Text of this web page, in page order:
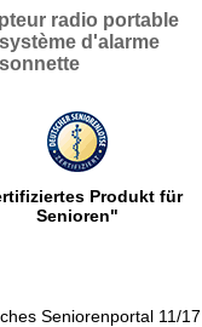
radio portable
d'alarme
Produkt für
Senioren"
Seniorenportal 11/17